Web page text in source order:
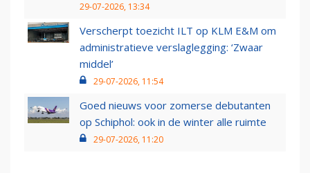
29-07-2026, 13:34
Verscherpt toezicht ILT op KLM E&M om
administratieve verslaglegging: ‘Zwaar
middel’
29-07-2026, 11:54
Goed nieuws voor zomerse debutanten
op Schiphol: ook in de winter alle ruimte
29-07-2026, 11:20